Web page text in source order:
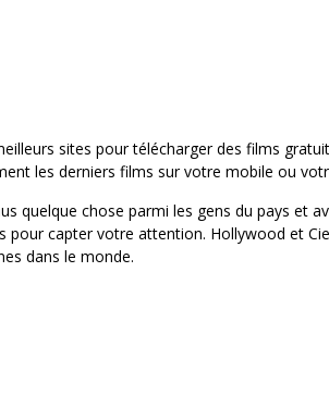
sites pour télécharger des films
les derniers films sur votre mobile ou
quelque chose parmi les gens du pays et
pour capter votre attention. Hollywood et
dans le monde.